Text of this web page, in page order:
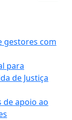
gestores com
para
de Justiça
apoio ao